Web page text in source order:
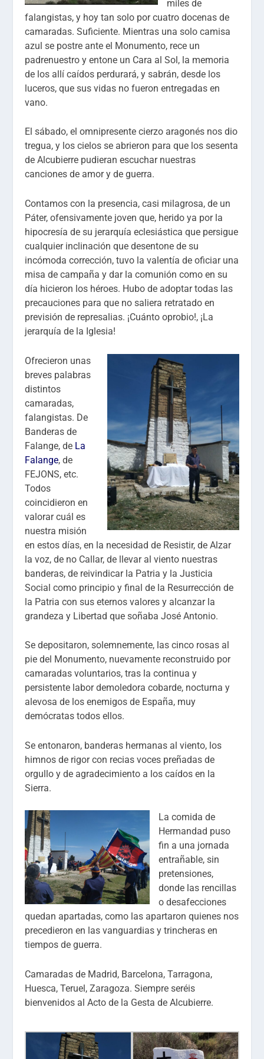
miles de
falangistas, y hoy tan solo por cuatro docenas de
camaradas. Suficiente. Mientras una solo camisa
azul se postre ante el Monumento, rece un
padrenuestro y entone un Cara al Sol, la memoria
de los allí caídos perdurará, y sabrán, desde los
luceros, que sus vidas no fueron entregadas en
vano.
El sábado, el omnipresente cierzo aragonés nos dio
tregua, y los cielos se abrieron para que los sesenta
de Alcubierre pudieran escuchar nuestras
canciones de amor y de guerra.
Contamos con la presencia, casi milagrosa, de un
Páter, ofensivamente joven que, herido ya por la
hipocresía de su jerarquía eclesiástica que persigue
cualquier inclinación que desentone de su
incómoda corrección, tuvo la valentía de oficiar una
misa de campaña y dar la comunión como en su
día hicieron los héroes. Hubo de adoptar todas las
precauciones para que no saliera retratado en
previsión de represalias. ¡Cuánto oprobio!, ¡La
jerarquía de la Iglesia!
Ofrecieron unas
breves palabras
distintos
camaradas,
falangistas. De
Banderas de
Falange, de La
Falange, de
FEJONS, etc.
Todos
coincidieron en
valorar cuál es
nuestra misión
en estos días, en la necesidad de Resistir, de Alzar
la voz, de no Callar, de llevar al viento nuestras
banderas, de reivindicar la Patria y la Justicia
Social como principio y final de la Resurrección de
la Patria con sus eternos valores y alcanzar la
grandeza y Libertad que soñaba José Antonio.
Se depositaron, solemnemente, las cinco rosas al
pie del Monumento, nuevamente reconstruido por
camaradas voluntarios, tras la continua y
persistente labor demoledora cobarde, nocturna y
alevosa de los enemigos de España, muy
demócratas todos ellos.
Se entonaron, banderas hermanas al viento, los
himnos de rigor con recias voces preñadas de
orgullo y de agradecimiento a los caídos en la
Sierra.
La comida de
Hermandad puso
fin a una jornada
entrañable, sin
pretensiones,
donde las rencillas
o desafecciones
quedan apartadas, como las apartaron quienes nos
precedieron en las vanguardias y trincheras en
tiempos de guerra.
Camaradas de Madrid, Barcelona, Tarragona,
Huesca, Teruel, Zaragoza. Siempre seréis
bienvenidos al Acto de la Gesta de Alcubierre.